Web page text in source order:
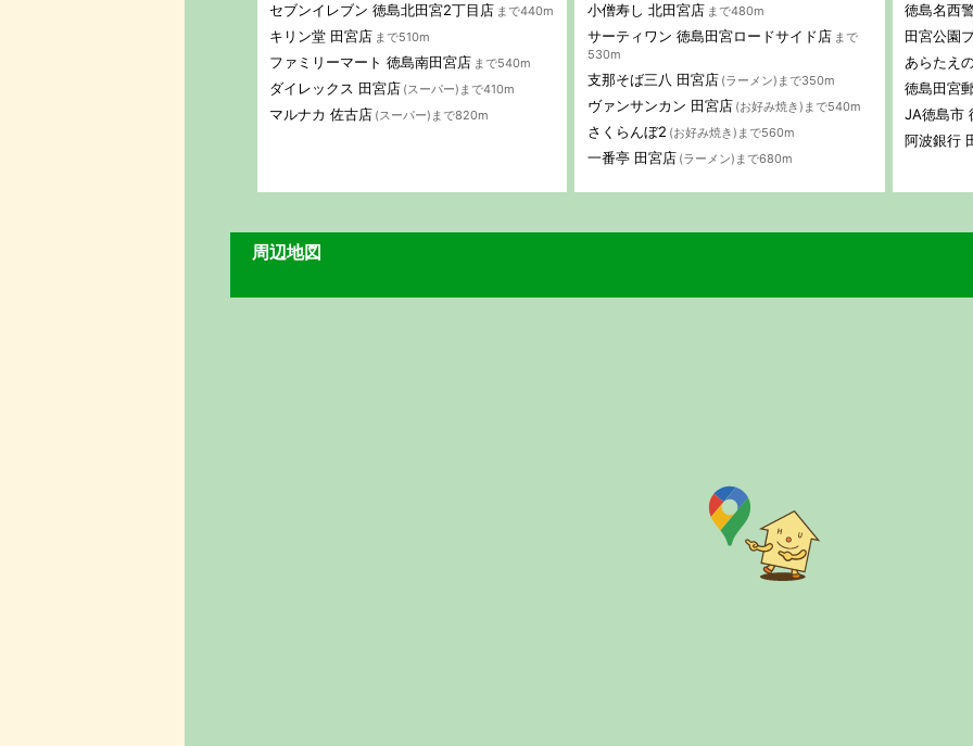
セブンイレブン 徳島北田宮2丁目店 まで440m
キリン堂 田宮店 まで510m
ファミリーマート 徳島南田宮店 まで540m
ダイレックス 田宮店 (スーパー)まで410m
マルナカ 佐古店 (スーパー)まで820m
小僧寿し 北田宮店 まで480m
サーティワン 徳島田宮ロードサイド店 まで
530m
支那そば三八 田宮店 (ラーメン)まで350m
ヴァンサンカン 田宮店 (お好み焼き)まで540m
さくらんぼ2 (お好み焼き)まで560m
一番亭 田宮店 (ラーメン)まで680m
徳島名西
田宮公園
あらたえ
徳島田宮
JA徳島市
阿波銀行
周辺地図